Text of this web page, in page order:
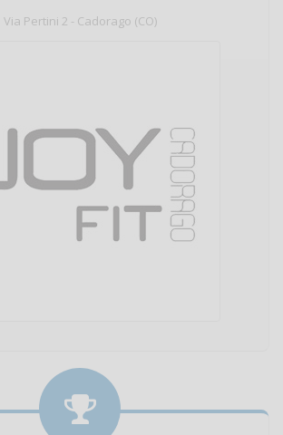
Via Pertini 2 - Cadorago (CO)